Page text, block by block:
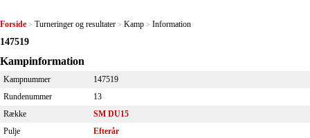
Forside > Turneringer og resultater > Kamp > Information
147519
Kampinformation
Kampnummer
147519
Rundenummer
13
Række
SM DU15
Pulje
Efterår